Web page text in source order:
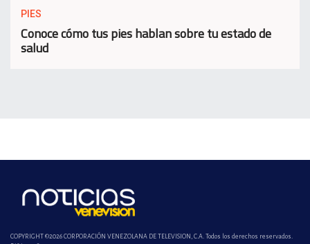
PIES
Conoce cómo tus pies hablan sobre tu estado de
salud
COPYRIGHT ©2026 CORPORACIÓN VENEZOLANA DE TELEVISION, C.A. Todos los derechos reservados.